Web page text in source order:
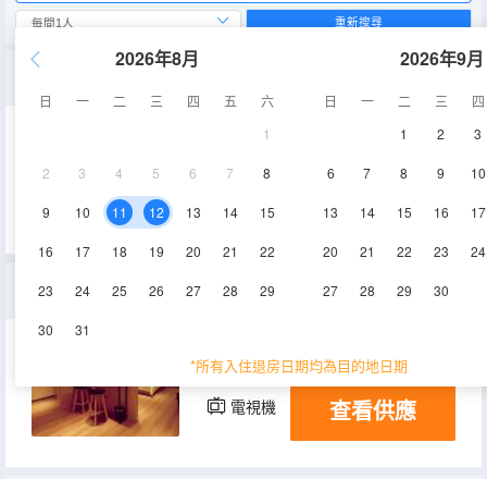
2026年8月
日 一 二 三 四 五
六
1
2 3 4 5 6 7 8
9 10 11 12 13 14 15
16 17 18 19 20 21 22
23 24 25 26 27 28 29
30 31
2026年9月
日 一 二 三
四
1
2 3
6 7 8 9 10
13 14 15 16 17
20 21 22 23 24
27 28 29 30
*所有入住退房日期均為目的地日期
重新搜尋
空調
豪華套房
35㎡ 1層 空調
電視機 查看供應